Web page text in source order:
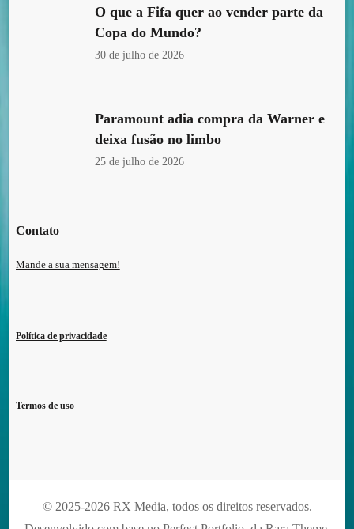
O que a Fifa quer ao vender parte da
Copa do Mundo?
30 de julho de 2026
Paramount adia compra da Warner e
deixa fusão no limbo
25 de julho de 2026
Contato
Mande a sua mensagem!
Política de privacidade
Termos de uso
© 2025-2026 RX Media, todos os direitos reservados.